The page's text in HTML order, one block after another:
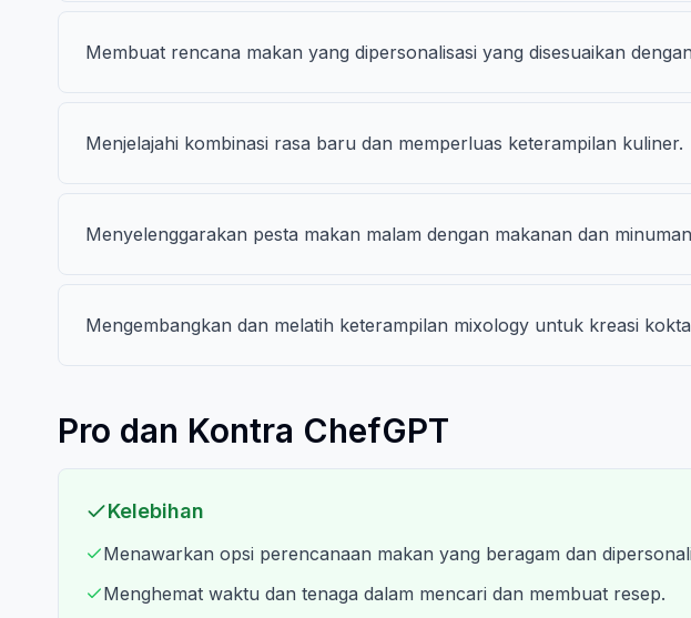
Membuat rencana makan yang dipersonalisasi yang disesuaikan
Menjelajahi kombinasi rasa baru dan memperluas keterampilan kuliner.
Menyelenggarakan pesta makan malam dengan makanan dan
Mengembangkan dan melatih keterampilan mixology untuk kreasi
Pro dan Kontra ChefGPT
Kelebihan
Menawarkan opsi perencanaan makan yang beragam dan
Menghemat waktu dan tenaga dalam mencari dan membuat resep.